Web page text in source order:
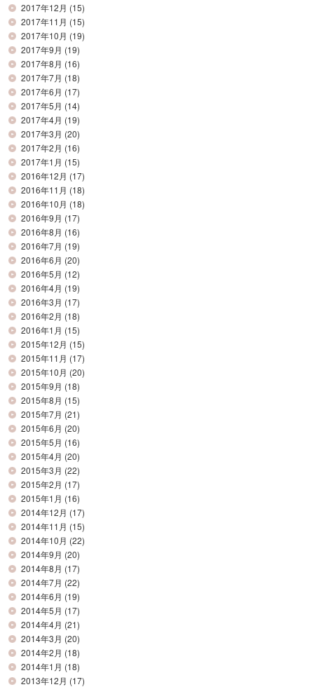
2017年12月 (15)
2017年11月 (15)
2017年10月 (19)
2017年9月 (19)
2017年8月 (16)
2017年7月 (18)
2017年6月 (17)
2017年5月 (14)
2017年4月 (19)
2017年3月 (20)
2017年2月 (16)
2017年1月 (15)
2016年12月 (17)
2016年11月 (18)
2016年10月 (18)
2016年9月 (17)
2016年8月 (16)
2016年7月 (19)
2016年6月 (20)
2016年5月 (12)
2016年4月 (19)
2016年3月 (17)
2016年2月 (18)
2016年1月 (15)
2015年12月 (15)
2015年11月 (17)
2015年10月 (20)
2015年9月 (18)
2015年8月 (15)
2015年7月 (21)
2015年6月 (20)
2015年5月 (16)
2015年4月 (20)
2015年3月 (22)
2015年2月 (17)
2015年1月 (16)
2014年12月 (17)
2014年11月 (15)
2014年10月 (22)
2014年9月 (20)
2014年8月 (17)
2014年7月 (22)
2014年6月 (19)
2014年5月 (17)
2014年4月 (21)
2014年3月 (20)
2014年2月 (18)
2014年1月 (18)
2013年12月 (17)